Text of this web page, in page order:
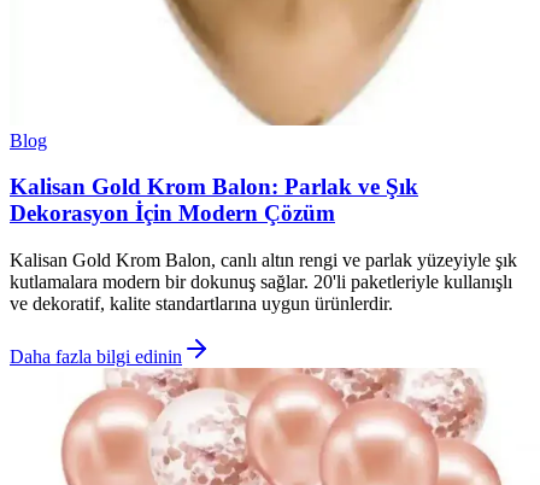
Blog
Kalisan Gold Krom Balon: Parlak ve Şık
Dekorasyon İçin Modern Çözüm
Kalisan Gold Krom Balon, canlı altın rengi ve parlak yüzeyiyle şık
kutlamalara modern bir dokunuş sağlar. 20'li paketleriyle kullanışlı
ve dekoratif, kalite standartlarına uygun ürünlerdir.
Daha fazla bilgi edinin